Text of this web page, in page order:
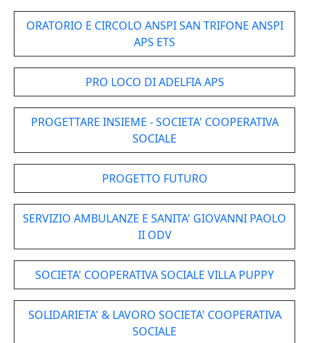
ORATORIO E CIRCOLO ANSPI SAN TRIFONE ANSPI
APS ETS
PRO LOCO DI ADELFIA APS
PROGETTARE INSIEME - SOCIETA' COOPERATIVA
SOCIALE
PROGETTO FUTURO
SERVIZIO AMBULANZE E SANITA' GIOVANNI PAOLO
II ODV
SOCIETA' COOPERATIVA SOCIALE VILLA PUPPY
SOLIDARIETA' & LAVORO SOCIETA' COOPERATIVA
SOCIALE